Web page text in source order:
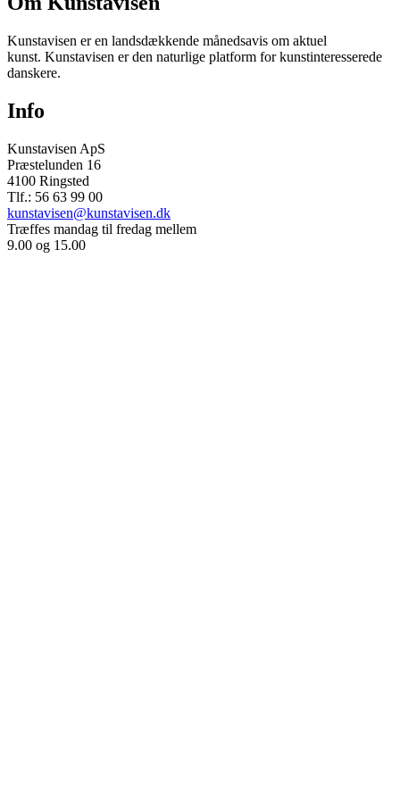
Kunstavisen er en landsdækkende månedsavis om aktuel
kunst. Kunstavisen er den naturlige platform for kunstinteresserede
danskere.
Info
Kunstavisen ApS
Præstelunden 16
4100 Ringsted
Tlf.: 56 63 99 00
kunstavisen@kunstavisen.dk
Træffes mandag til fredag mellem
9.00 og 15.00